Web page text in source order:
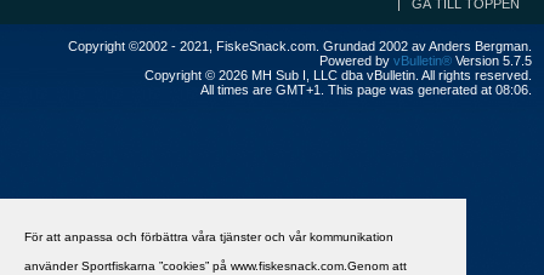
För att anpassa och förbättra våra tjänster och vår kommunikation
använder Sportfiskarna ”cookies” på www.fiskesnack.com.Genom att
GÅ TILL TOPPEN
Copyright ©2002 - 2021, FiskeSnack.com. Grundad 2002 av Anders Bergman.
Powered by vBulletin® Version 5.7.5
Copyright © 2026 MH Sub I, LLC dba vBulletin. All rights reserved.
All times are GMT+1. This page was generated at 08:06.